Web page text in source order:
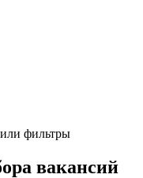
фильтры
вакансий